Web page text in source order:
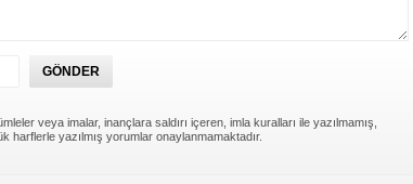
veya imalar, inançlara saldırı içeren, imla kuralları ile yazılmamış,
harflerle yazılmış yorumlar onaylanmamaktadır.